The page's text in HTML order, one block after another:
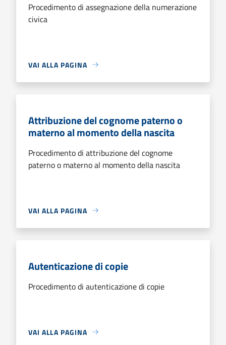
Procedimento di assegnazione della numerazione
civica
VAI ALLA PAGINA
Attribuzione del cognome paterno o
materno al momento della nascita
Procedimento di attribuzione del cognome
paterno o materno al momento della nascita
VAI ALLA PAGINA
Autenticazione di copie
Procedimento di autenticazione di copie
VAI ALLA PAGINA